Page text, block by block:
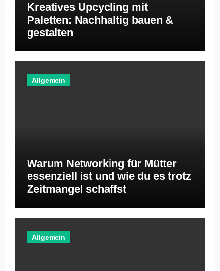
Kreatives Upcycling mit
Paletten: Nachhaltig bauen &
gestalten
Allgemein
Warum Networking für Mütter
essenziell ist und wie du es trotz
Zeitmangel schaffst
Allgemein